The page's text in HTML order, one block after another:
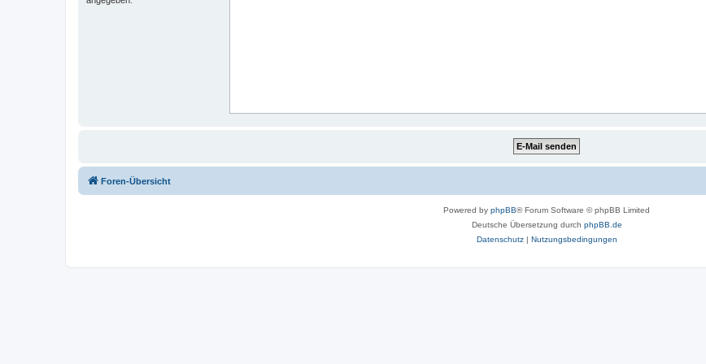
Foren-Übersicht
Powered by phpBB® Forum Software © phpBB Limited
Deutsche Übersetzung durch phpBB.de
Datenschutz| Nutzungsbedingungen